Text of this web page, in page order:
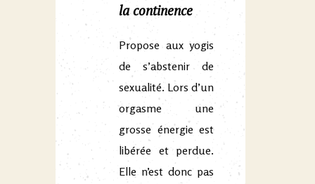
la continence
Propose aux yogis
de s’abstenir de
sexualité. Lors d’un
orgasme une
grosse énergie est
libérée et perdue.
Elle n’est donc pas